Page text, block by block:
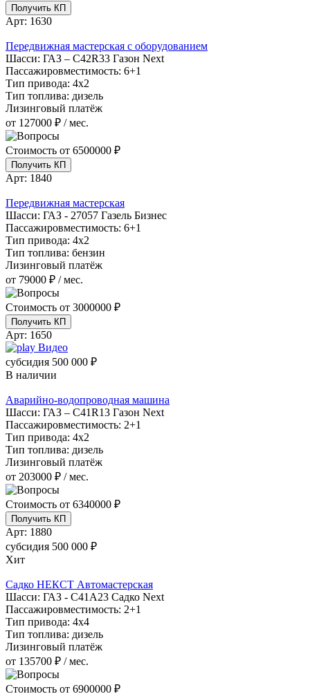
Получить КП
Арт: 1630
Передвижная мастерская с оборудованием
Шасси: ГАЗ – C42R33 Газон Next
Пассажировместимость: 6+1
Тип привода: 4х2
Тип топлива: дизель
Лизинговый платёж
от 127000 ₽ / мес.
Стоимость от 6500000 ₽
Получить КП
Арт: 1840
Передвижная мастерская
Шасси: ГАЗ - 27057 Газель Бизнес
Пассажировместимость: 6+1
Тип привода: 4х2
Тип топлива: бензин
Лизинговый платёж
от 79000 ₽ / мес.
Стоимость от 3000000 ₽
Получить КП
Арт: 1650
Видео
субсидия 500 000 ₽
В наличии
Аварийно-водопроводная машина
Шасси: ГАЗ – С41R13 Газон Next
Пассажировместимость: 2+1
Тип привода: 4х2
Тип топлива: дизель
Лизинговый платёж
от 203000 ₽ / мес.
Стоимость от 6340000 ₽
Получить КП
Арт: 1880
субсидия 500 000 ₽
Хит
Садко НЕКСТ Автомастерская
Шасси: ГАЗ - С41А23 Садко Next
Пассажировместимость: 2+1
Тип привода: 4х4
Тип топлива: дизель
Лизинговый платёж
от 135700 ₽ / мес.
Стоимость от 6900000 ₽